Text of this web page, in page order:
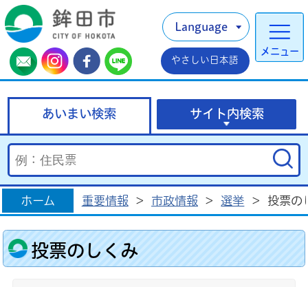
メニュー
Language
やさしい日本語
あいまい検索 サイト内検索
ホーム 重要情報 > 市政情報 > 選挙 > 投票の
投票のしくみ